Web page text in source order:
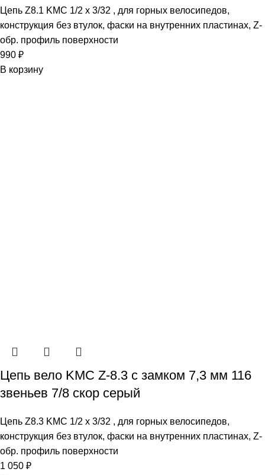
Цепь Z8.1 KMC 1/2 x 3/32 , для горных велосипедов,
конструкция без втулок, фаски на внутренних пластинах, Z-
обр. профиль поверхности
990 ₽
В корзину
Цепь вело KMC Z-8.3 с замком 7,3 мм 116
звеньев 7/8 скор серый
Цепь Z8.3 KMC 1/2 x 3/32 , для горных велосипедов,
конструкция без втулок, фаски на внутренних пластинах, Z-
обр. профиль поверхности
1 050 ₽